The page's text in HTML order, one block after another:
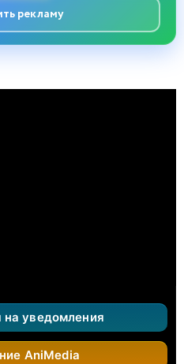
рекламу
на уведомления
AniMedia